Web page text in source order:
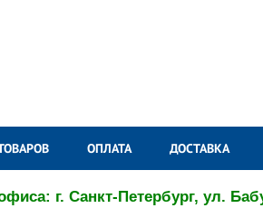
ОПЛАТА ДОСТАВКА
г. Санкт-Петербург, ул.